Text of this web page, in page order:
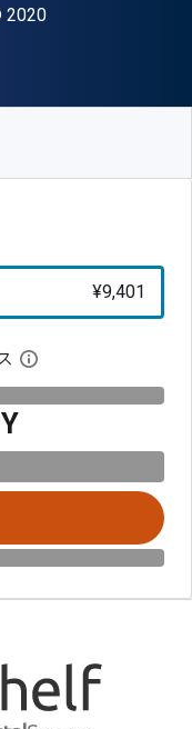
作権
2020
13 9781978814929"
¥9,401
デジタルライセン